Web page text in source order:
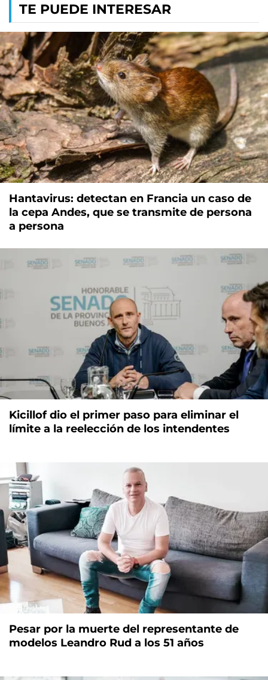
TE PUEDE INTERESAR
Hantavirus: detectan en Francia un caso de
la cepa Andes, que se transmite de persona
a persona
Kicillof dio el primer paso para eliminar el
límite a la reelección de los intendentes
Pesar por la muerte del representante de
modelos Leandro Rud a los 51 años